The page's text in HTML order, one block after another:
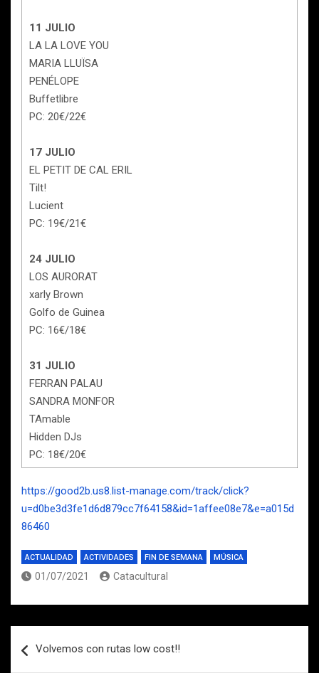
11 JULIO
LA LA LOVE YOU
MARIA LLUÏSA
PENÉLOPE
Buffetlibre
PC: 20€/22€
17 JULIO
EL PETIT DE CAL ERIL
Tilt!
Lucient
PC: 19€/21€
24 JULIO
LOS AURORAT
xarly Brown
Golfo de Guinea
PC: 16€/18€
31 JULIO
FERRAN PALAU
SANDRA MONFOR
TAmable
Hidden DJs
PC: 18€/20€
https://good2b.us8.list-manage.com/track/click?
u=d0be3d3fe1d6d879cc7f64158&id=1affee08e7&e=a015d
86460
ACTUALIDAD ACTIVIDADES FIN DE SEMANA MÚSICA
01/07/2021 Catacultural
de
Volvemos con rutas low cost!!